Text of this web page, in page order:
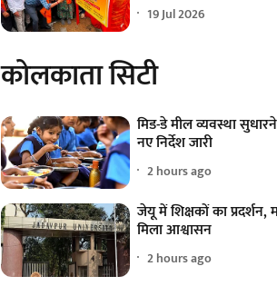
19 Jul 2026
कोलकाता सिटी
मिड-डे मील व्यवस्था
नए निर्देश जारी
2 hours ago
जेयू में शिक्षकों का प्रदर्शन,
मिला आश्वासन
2 hours ago